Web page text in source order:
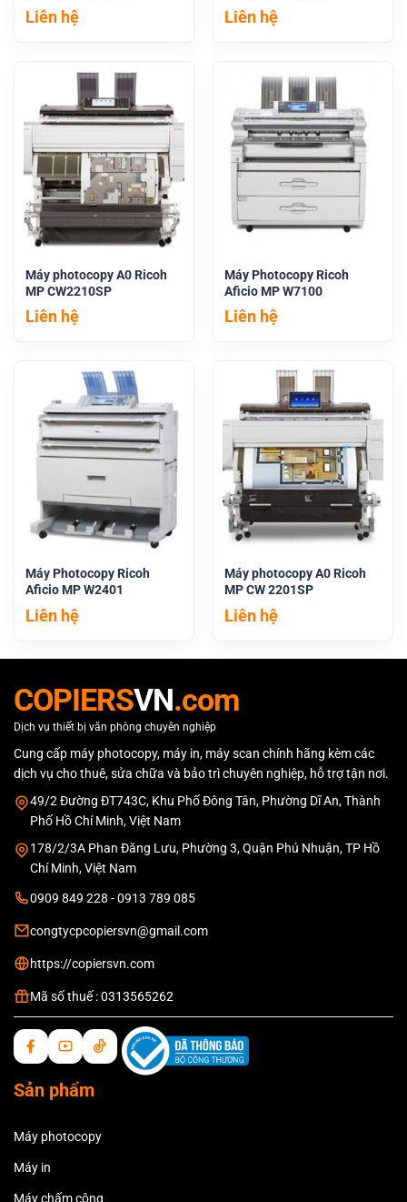
Liên hệ Liên hệ
Máy photocopy A0 Ricoh
MP CW2210SP
Liên hệ
Máy Photocopy Ricoh
Aficio MP W7100
Liên hệ
Máy Photocopy Ricoh
Aficio MP W2401
Liên hệ
Máy photocopy A0 Ricoh
MP CW 2201SP
Liên hệ
COPIERSVN.com
Dịch vụ thiết bị văn phòng chuyên nghiệp
Cung cấp máy photocopy, máy in, máy scan chính hãng kèm các
dịch vụ cho thuê, sửa chữa và bảo trì chuyên nghiệp, hỗ trợ tận nơi.
49/2 Đường ĐT743C, Khu Phố Đông Tân, Phường Dĩ An, Thành
Phố Hồ Chí Minh, Việt Nam
178/2/3A Phan Đăng Lưu, Phường 3, Quận Phú Nhuận, TP Hồ
Chí Minh, Việt Nam
0909 849 228 - 0913 789 085
congtycpcopiersvn@gmail.com
https://copiersvn.com
Mã số thuế : 0313565262
Sản phẩm
Máy photocopy
Máy in
Máy chấm công